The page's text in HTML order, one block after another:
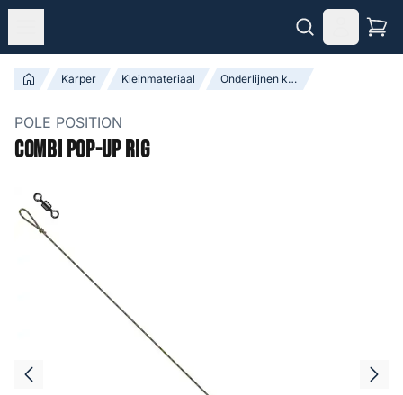
Karper Kleinmateriaal Onderlijnen kant-en-klaar
POLE POSITION
Combi Pop-Up Rig